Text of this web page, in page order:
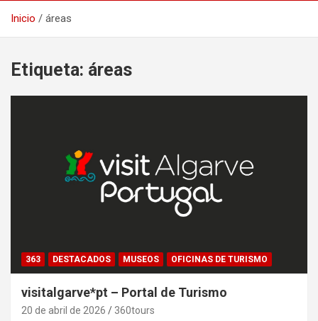
Inicio áreas
Etiqueta: áreas
363 DESTACADOS MUSEOS OFICINAS DE TURISMO
visitalgarve*pt – Portal de Turismo
20 de abril de 2026 360tours